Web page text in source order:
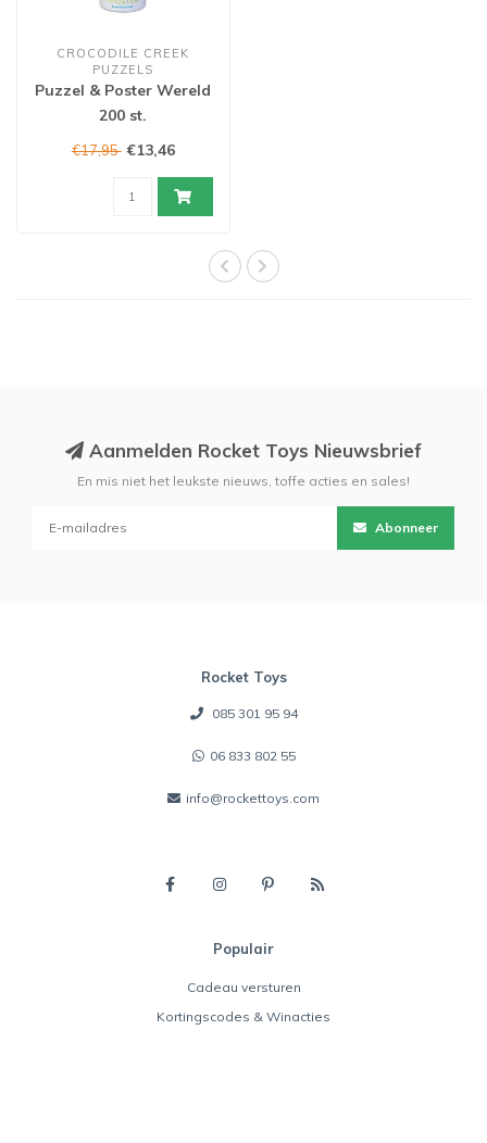
CROCODILE CREEK
PUZZELS
Puzzel & Poster Wereld
200 st.
€17,95 €13,46
Aanmelden Rocket Toys Nieuwsbrief
En mis niet het leukste nieuws, toffe acties en sales!
Abonneer
Rocket Toys
085 301 95 94
06 833 802 55
info@rockettoys.com
Populair
Cadeau versturen
Kortingscodes & Winacties